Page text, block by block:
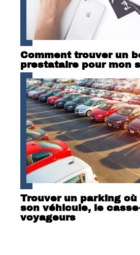
Comment trouver un
prestataire pour mon
Trouver un parking
son véhicule, le
voyageurs